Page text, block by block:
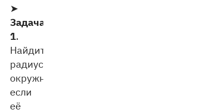
➤
Задача
1.
Найдите
радиус
окружности,
если
её